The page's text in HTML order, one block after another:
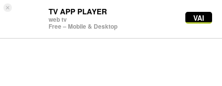
× TV APP PLAYER
web tv
Free – Mobile & Desktop
VAI